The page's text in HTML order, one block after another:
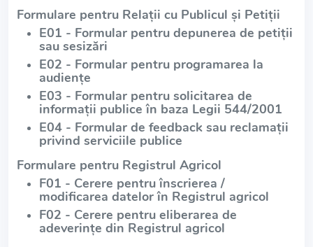
Formulare pentru Relații cu Publicul și Petiții
E01 - Formular pentru depunerea de petiții
sau sesizări
E02 - Formular pentru programarea la
audiențe
E03 - Formular pentru solicitarea de
informații publice în baza Legii 544/2001
E04 - Formular de feedback sau reclamații
privind serviciile publice
Formulare pentru Registrul Agricol
F01 - Cerere pentru înscrierea /
modificarea datelor în Registrul agricol
F02 - Cerere pentru eliberarea de
adeverințe din Registrul agricol